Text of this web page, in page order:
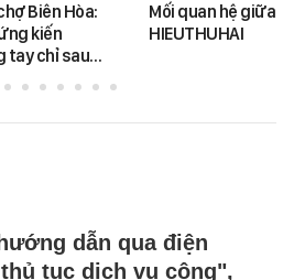
Biên Hòa:
kiến
tay chỉ sau…
Mối quan hệ giữa
HIEUTHUHAI
dẫn qua điện
tục dịch vụ công",